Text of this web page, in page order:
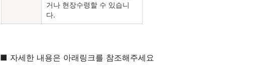
거나 현장수령할 수 있습니
다.
■ 자세한 내용은 아래링크를 참조해주세요